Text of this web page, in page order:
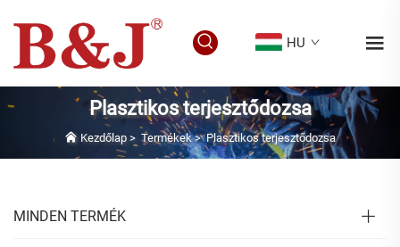
HU
Plasztikos terjesztődozsa
Kezdőlap > Termékek>Plasztikos terjesztődozsa
MINDEN TERMÉK